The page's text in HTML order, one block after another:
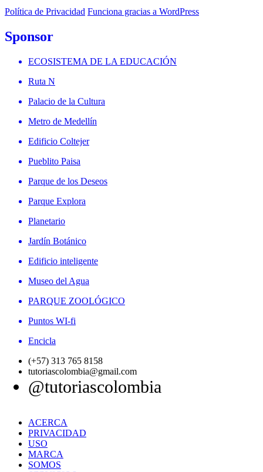
Política de Privacidad Funciona gracias a WordPress
Sponsor
ECOSISTEMA DE LA EDUCACIÓN
Ruta N
Palacio de la Cultura
Metro de Medellín
Edificio Coltejer
Pueblito Paisa
Parque de los Deseos
Parque Explora
Planetario
Jardín Botánico
Edificio inteligente
Museo del Agua
PARQUE ZOOLÓGICO
Puntos WI-fi
Encicla
(+57) 313 765 8158
tutoriascolombia@gmail.com
@tutoriascolombia
ACERCA
PRIVACIDAD
USO
MARCA
SOMOS